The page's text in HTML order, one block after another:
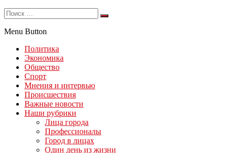
Menu Button
Политика
Экономика
Общество
Спорт
Мнения и интервью
Происшествия
Важные новости
Наши рубрики
Лица города
Профессионалы
Город в лицах
Один день из жизни